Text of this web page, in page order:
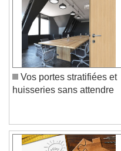
Color
Text
Color
Caption
Vos portes stratifiées et